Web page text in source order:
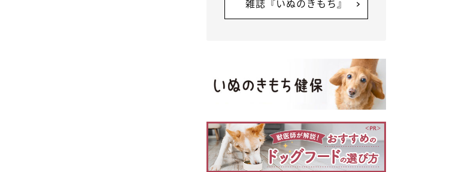
雑誌『いぬのきもち』